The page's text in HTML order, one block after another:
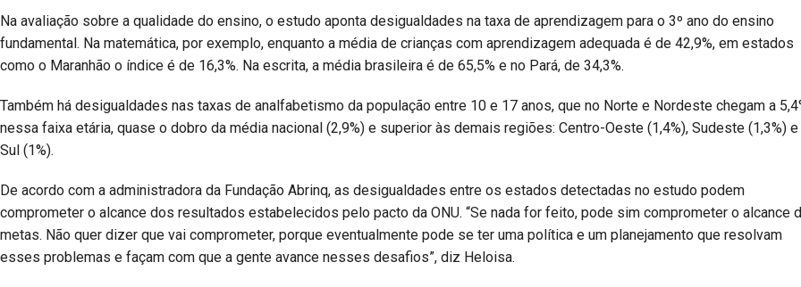
Na avaliação sobre a qualidade do ensino, o estudo aponta desigualdades na taxa de aprendizagem para o 3º ano do ensino
fundamental. Na matemática, por exemplo, enquanto a média de crianças com aprendizagem adequada é de 42,9%, em estados
como o Maranhão o índice é de 16,3%. Na escrita, a média brasileira é de 65,5% e no Pará, de 34,3%.
Também há desigualdades nas taxas de analfabetismo da população entre 10 e 17 anos, que no Norte e Nordeste chegam a
nessa faixa etária, quase o dobro da média nacional (2,9%) e superior às demais regiões: Centro-Oeste (1,4%), Sudeste (1,3%) e
Sul (1%).
De acordo com a administradora da Fundação Abrinq, as desigualdades entre os estados detectadas no estudo podem
comprometer o alcance dos resultados estabelecidos pelo pacto da ONU. “Se nada for feito, pode sim comprometer o alcance
metas. Não quer dizer que vai comprometer, porque eventualmente pode se ter uma política e um planejamento que resolvam
esses problemas e façam com que a gente avance nesses desafios”, diz Heloisa.